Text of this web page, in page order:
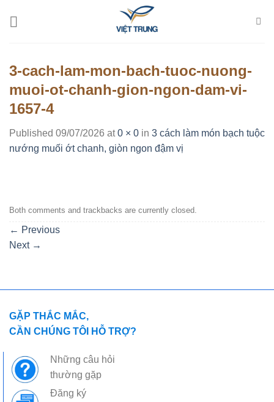
3-cach-lam-mon-bach-tuoc-nuong-
muoi-ot-chanh-gion-ngon-dam-vi-
1657-4
Published 09/07/2026 at0 × 0 in 3 cách làm món bạch tuộc
nướng muối ớt chanh, giòn ngon đậm vị
Both comments and trackbacks are currently closed.
← Previous
Next →
GẶP THẮC MẮC,
CẦN CHÚNG TÔI HỖ TRỢ?
Những câu hỏi
thường gặp
Đăng ký